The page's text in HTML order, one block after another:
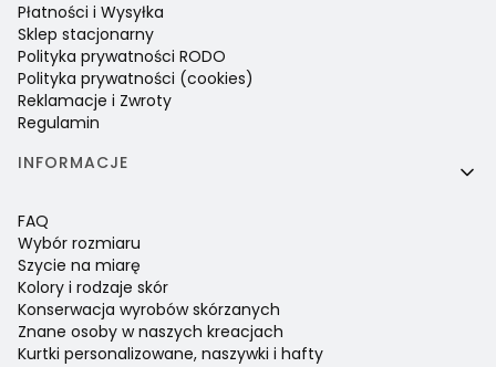
Płatności i Wysyłka
Sklep stacjonarny
Polityka prywatności RODO
Polityka prywatności (cookies)
Reklamacje i Zwroty
Regulamin
INFORMACJE
FAQ
Wybór rozmiaru
Szycie na miarę
Kolory i rodzaje skór
Konserwacja wyrobów skórzanych
Znane osoby w naszych kreacjach
Kurtki personalizowane, naszywki i hafty